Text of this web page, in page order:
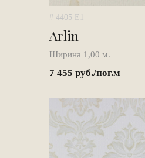
# 4405 E1
Arlin
Ширина 1,00 м.
7 455 руб./пог.м